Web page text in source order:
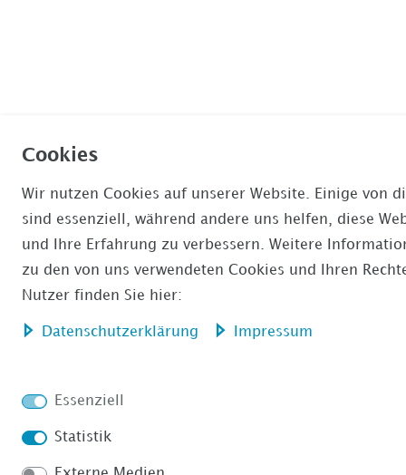
Cookies
Wir nutzen Cookies auf unserer Website. Einige von
sind essenziell, während andere uns helfen, diese
und Ihre Erfahrung zu verbessern. Weitere
zu den von uns verwendeten Cookies und Ihren
Nutzer finden Sie hier:
Daten­schutz­erklärung Impressum
Essenziell
Statistik